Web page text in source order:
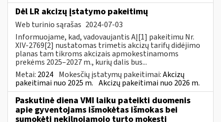
Dėl LR akcizų įstatymo pakeitimų
Web turinio sąrašas 2024-07-03
Informuojame, kad, vadovaujantis AĮ[1] pakeitimu Nr.
XIV-2769[2] nustatomas trimetis akcizų tarifų didėjimo
planas tam tikroms akcizais apmokestinamoms
prekėms 2025–2027 m., kurių dalis bus...
Metai: 2024 Mokesčių įstatymų pakeitimai:Akcizų
pakeitimai nuo 2025 m. Akcizų pakeitimai nuo 2026 m.
Paskutinė diena VMI laiku pateikti duomenis
apie gyventojams išmokėtas išmokas bei
sumokėti nekilnojamojo turto mokestį